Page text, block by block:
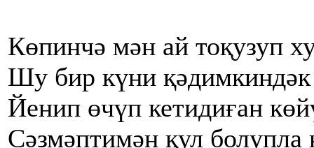
Көпинчә мән ай тоқузуп
Шу бир күни қәдимкиндәк
Йенип өчүп кетидиған
Сәзмәптимән қул болупла